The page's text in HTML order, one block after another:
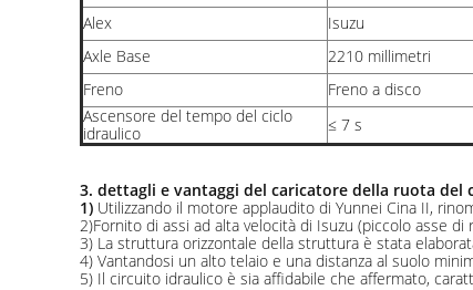
Alex
Isuzu
Axle Base
2210 millimetri
Freno
Freno a disco
Ascensore del tempo del ciclo
idraulico
≤ 7 s
3. dettagli e vantaggi del caricatore della ruota del
1) Utilizzando il motore applaudito di Yunnei Cina II,
2)Fornito di assi ad alta velocità di Isuzu (piccolo asse
3) La struttura orizzontale della struttura è stata
4) Vantandosi un alto telaio e una distanza al suolo
5) Il circuito idraulico è sia affidabile che affermato,